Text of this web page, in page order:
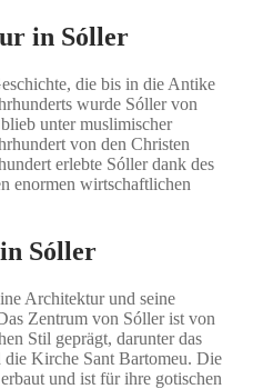
in Sóller
die bis in die Antike
wurde Sóller von
unter muslimischer
von den Christen
erlebte Sóller dank des
enormen wirtschaftlichen
Sóller
Architektur und seine
Zentrum von Sóller ist von
Stil geprägt, darunter das
Kirche Sant Bartomeu. Die
und ist für ihre gotischen